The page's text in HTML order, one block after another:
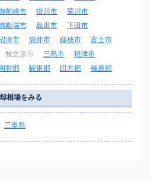
前崎市 掛川市
菊川市
殿場市 島田市
下田市
津市 袋井市 藤枝市
富士市
牧之原市 三島市
焼津市
智郡 駿東郡 田方郡 榛原郡
相場をみる
三重県